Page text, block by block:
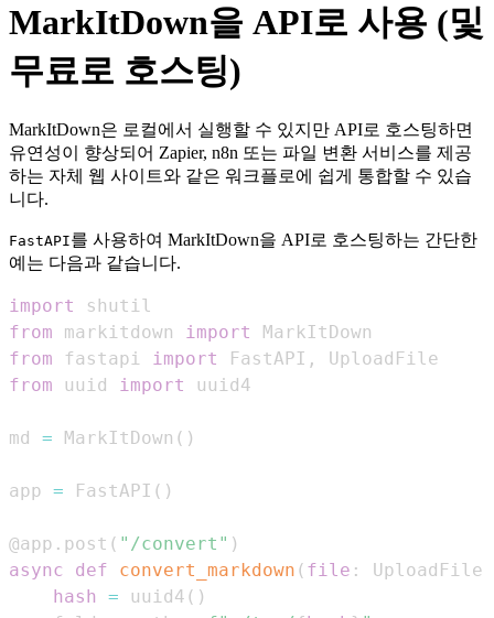
MarkItDown을 API로 사용 (및
무료로 호스팅)
MarkItDown은 로컬에서 실행할 수 있지만 API로 호스팅하면
유연성이 향상되어 Zapier, n8n 또는 파일 변환 서비스를 제공
하는 자체 웹 사이트와 같은 워크플로에 쉽게 통합할 수 있습
니다.
FastAPI를 사용하여 MarkItDown을 API로 호스팅하는 간단한
예는 다음과 같습니다.
import
from markitdown import
from fastapi import FastAPI ,
from uuid import
md = MarkItDown ( )
app = FastAPI ( )
@app . post ( "/convert" )
async
def convert_markdown ( file : UploadFile
hash
= uuid4 ( )